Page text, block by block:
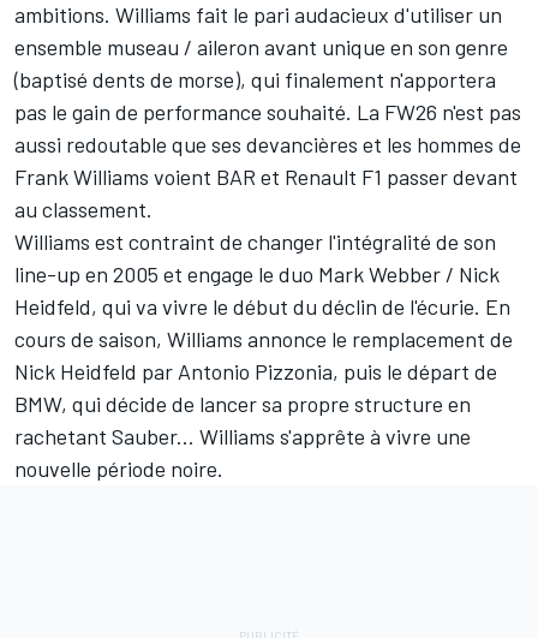
ambitions. Williams fait le pari audacieux d'utiliser un
ensemble museau / aileron avant unique en son genre
(baptisé dents de morse), qui finalement n'apportera
pas le gain de performance souhaité. La FW26 n'est pas
aussi redoutable que ses devancières et les hommes de
Frank Williams voient BAR et Renault F1 passer devant
au classement.
Williams est contraint de changer l'intégralité de son
line-up en 2005 et engage le duo Mark Webber / Nick
Heidfeld, qui va vivre le début du déclin de l'écurie. En
cours de saison, Williams annonce le remplacement de
Nick Heidfeld par Antonio Pizzonia, puis le départ de
BMW, qui décide de lancer sa propre structure en
rachetant Sauber... Williams s'apprête à vivre une
nouvelle période noire.